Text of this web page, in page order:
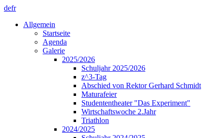
defr
Allgemein
Startseite
Agenda
Galerie
2025/2026
Schuljahr 2025/2026
z^3-Tag
Abschied von Rektor Gerhard Schmidt
Maturafeier
Studententheater "Das Experiment"
Wirtschaftswoche 2.Jahr
Triathlon
2024/2025